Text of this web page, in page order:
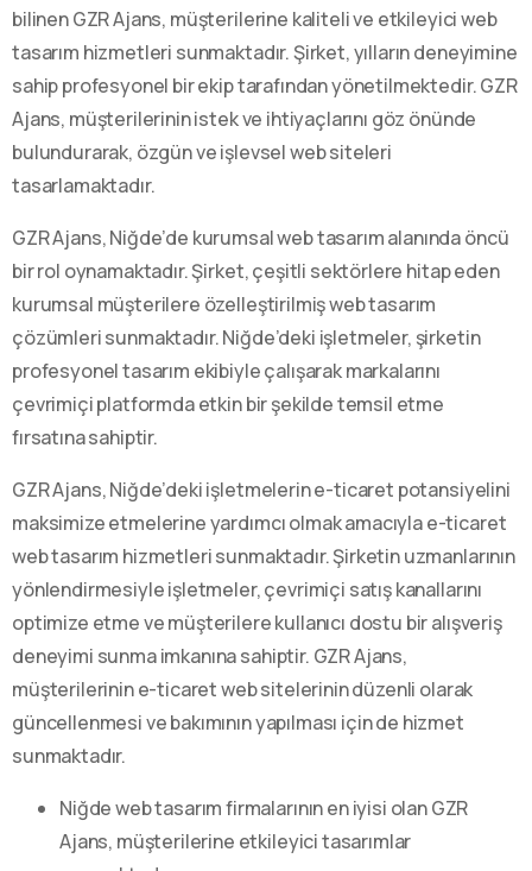
bilinen GZR Ajans, müşterilerine kaliteli ve etkileyici web
tasarım hizmetleri sunmaktadır. Şirket, yılların deneyimine
sahip profesyonel bir ekip tarafından yönetilmektedir. GZR
Ajans, müşterilerinin istek ve ihtiyaçlarını göz önünde
bulundurarak, özgün ve işlevsel web siteleri
tasarlamaktadır.
GZR Ajans, Niğde’de kurumsal web tasarım alanında öncü
bir rol oynamaktadır. Şirket, çeşitli sektörlere hitap eden
kurumsal müşterilere özelleştirilmiş web tasarım
çözümleri sunmaktadır. Niğde’deki işletmeler, şirketin
profesyonel tasarım ekibiyle çalışarak markalarını
çevrimiçi platformda etkin bir şekilde temsil etme
fırsatına sahiptir.
GZR Ajans, Niğde’deki işletmelerin e-ticaret potansiyelini
maksimize etmelerine yardımcı olmak amacıyla e-ticaret
web tasarım hizmetleri sunmaktadır. Şirketin uzmanlarının
yönlendirmesiyle işletmeler, çevrimiçi satış kanallarını
optimize etme ve müşterilere kullanıcı dostu bir alışveriş
deneyimi sunma imkanına sahiptir. GZR Ajans,
müşterilerinin e-ticaret web sitelerinin düzenli olarak
güncellenmesi ve bakımının yapılması için de hizmet
sunmaktadır.
Niğde web tasarım firmalarının en iyisi olan GZR
Ajans, müşterilerine etkileyici tasarımlar